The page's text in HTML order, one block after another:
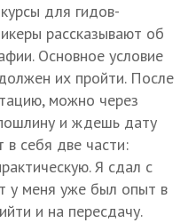
для гидов-
рассказывают об
Основное условие
их пройти. После
можно через
и ждешь дату
в себя две части:
Я сдал с
у меня уже был опыт в
и на пересдачу.